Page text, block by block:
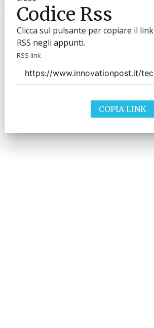
Codice Rss
Clicca sul pulsante per copiare il link
RSS negli appunti.
RSS link
COPIA LINK